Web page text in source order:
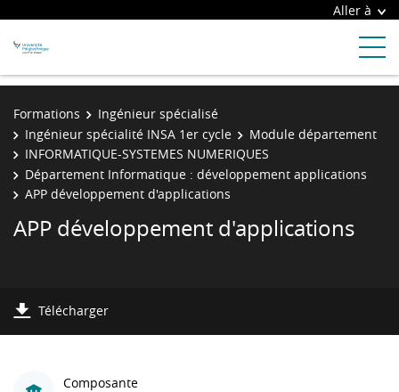
Aller à
Formations
Ingénieur spécialisé
Ingénieur spécialité INSA 1er cycle
Module département
INFORMATIQUE-SYSTEMES NUMERIQUES
Département Informatique : développement applications
APP développement d'applications
APP développement d'applications
Télécharger
Composante